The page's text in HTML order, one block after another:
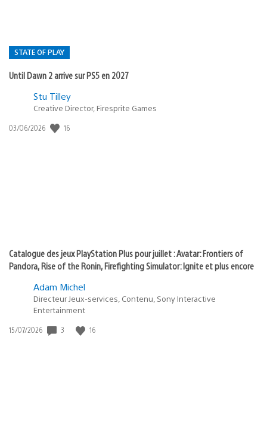
STATE OF PLAY
Until Dawn 2 arrive sur PS5 en 2027
Postée
:
state
Stu Tilley
Creative Director, Firesprite Games
Date
03/06/2026 16
Catalogue des jeux PlayStation Plus pour juillet : Avatar: Frontiers of
Pandora, Rise of the Ronin, Firefighting Simulator: Ignite et plus encore
Adam Michel
Directeur Jeux-services, Contenu, Sony Interactive
Entertainment
Date
15/07/2026 3 16